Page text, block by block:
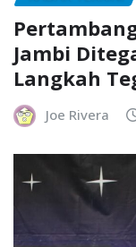
Jambi
Langkah
Joe Rivera